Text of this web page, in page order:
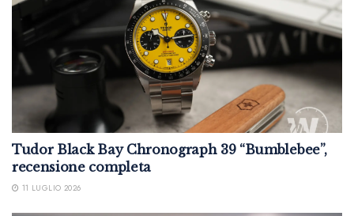
Tudor Black Bay Chronograph 39 “Bumblebee”,
recensione completa
11 LUGLIO 2026